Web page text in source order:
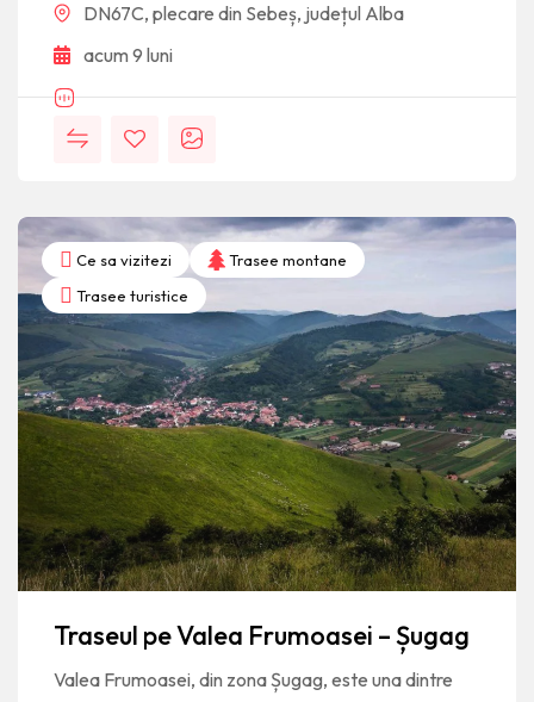
DN67C, plecare din Sebeș, județul Alba
acum 9 luni
Ce sa vizitezi
Trasee montane
Trasee turistice
Traseul pe Valea Frumoasei – Șugag
Valea Frumoasei, din zona Șugag, este una dintre